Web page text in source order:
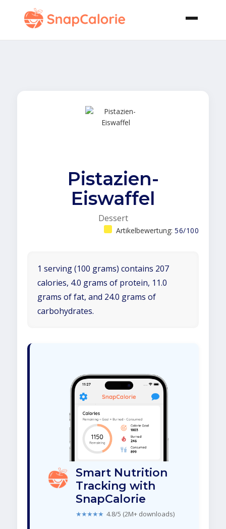
Pistazien-
Eiswaffel
Dessert
Artikelbewertung: 56/100
1 serving (100 grams) contains 207
calories, 4.0 grams of protein, 11.0
grams of fat, and 24.0 grams of
carbohydrates.
Smart Nutrition
Tracking with
SnapCalorie
★★★★★ 4.8/5 (2M+ downloads)